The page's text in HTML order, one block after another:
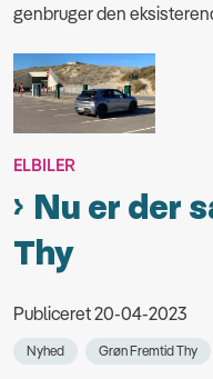
genbruger den
ELBILER
Nu er der
Thy
Publiceret 20-04-2023
Nyhed Grøn Fremtid Thy